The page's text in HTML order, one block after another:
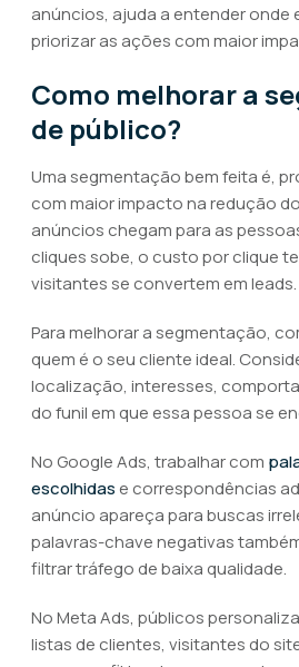
anúncios, ajuda a entender onde
priorizar as ações com maior
Como melhorar a
de público?
Uma segmentação bem feita é,
com maior impacto na redução
anúncios chegam para as
cliques sobe, o custo por clique
visitantes se convertem em leads.
Para melhorar a segmentação,
quem é o seu cliente ideal.
localização, interesses,
do funil em que essa pessoa se
No Google Ads, trabalhar com
escolhidas e correspondências
anúncio apareça para buscas
palavras-chave negativas
filtrar tráfego de baixa qualidade.
No Meta Ads, públicos
listas de clientes, visitantes do